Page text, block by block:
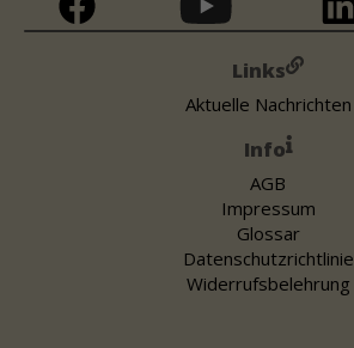
Links
Aktuelle Nachrichten
Info
AGB
Impressum
Glossar
Datenschutzrichtlinie
Widerrufsbelehrung